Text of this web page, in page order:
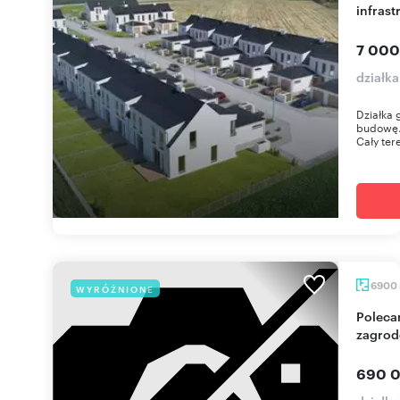
7
Cały
WYRÓŻNIONE 6900
Polecam działkę 6900 m² pod zabudowę
690